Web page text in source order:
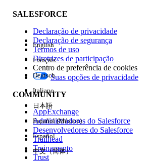
Impacto do recurso
Edição
Experiência
SALESFORCE
Declaração de privacidade
Declaração de segurança
Termos de uso
Diretrizes de participação
Centro de preferência de cookies
Suas opções de privacidade
COMMUNITY
AppExchange
Administradores do Salesforce
Desenvolvedores do Salesforce
Trailhead
Treinamento
Trust
English
Français
Deutsch
Italiano
日本語
Español (México)
Español
中文（简体）